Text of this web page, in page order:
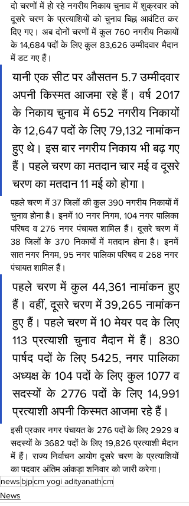
दो चरणों में हो रहे नगरीय निकाय चुनाव में शुक्रवार को
दूसरे चरण के प्रत्याशियों को चुनाव चिह्न आवंटित कर
दिए गए। अब दोनों चरणों में कुल 760 नगरीय निकायों
के 14,684 पदों के लिए कुल 83,626 उम्मीदवार मैदान
में डट गए हैं।
यानी एक सीट पर औसतन 5.7 उम्मीदवार
अपनी किस्मत आजमा रहे हैं। वर्ष 2017
के निकाय चुनाव में 652 नगरीय निकायों
के 12,647 पदों के लिए 79,132 नामांकन
हुए थे। इस बार नगरीय निकाय भी बढ़ गए
हैं। पहले चरण का मतदान चार मई व दूसरे
चरण का मतदान 11 मई को होगा।
पहले चरण में 37 जिलों की कुल 390 नगरीय निकायों में
चुनाव होना है। इनमें 10 नगर निगम, 104 नगर पालिका
परिषद व 276 नगर पंचायत शामिल हैं। दूसरे चरण में
38 जिलों के 370 निकायों में मतदान होना है। इनमें
सात नगर निगम, 95 नगर पालिका परिषद व 268 नगर
पंचायत शामिल हैं।
पहले चरण में कुल 44,361 नामांकन हुए
हैं। वहीं, दूसरे चरण में 39,265 नामांकन
हुए हैं। पहले चरण में 10 मेयर पद के लिए
113 प्रत्याशी चुनाव मैदान में हैं। 830
पार्षद पदों के लिए 5425, नगर पालिका
अध्यक्ष के 104 पदों के लिए कुल 1077 व
सदस्यों के 2776 पदों के लिए 14,991
प्रत्याशी अपनी किस्मत आजमा रहे हैं।
इसी प्रकार नगर पंचायत के 276 पदों के लिए 2929 व
सदस्यों के 3682 पदों के लिए 19,826 प्रत्याशी मैदान
में हैं। राज्य निर्वाचन आयोग दूसरे चरण के प्रत्याशियों
का पदवार अंतिम आंकड़ा शनिवार को जारी करेगा।
news bjpcm yogi adityanathcm
News